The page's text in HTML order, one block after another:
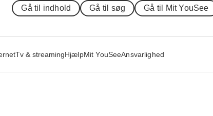
Gå til indhold Gå til søg Gå til Mit YouSee
Tv & streamingHjælpMit YouSeeAnsvarlighed